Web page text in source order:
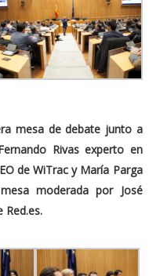
mesa de debate junto a
Rivas experto en
de WiTrac y María Parga
moderada por José
Red.es.